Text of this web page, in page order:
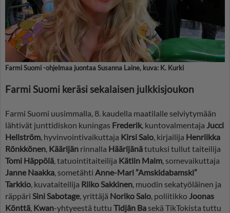
Farmi Suomi -ohjelmaa juontaa Susanna Laine, kuva: K. Kurki
Farmi Suomi keräsi sekalaisen julkkisjoukon
Farmi Suomi uusimmalla, 8. kaudella maatilalle selviytymään
lähtivät junttidiskon kuningas Frederik, kuntovalmentaja Jucci
Hellström, hyvinvointivaikuttaja Kirsi Salo, kirjailija Henriikka
Rönkkönen, Käärijän rinnalla Häärijänätutuksi tullut taiteilija
Tomi Häppölä, tatuointitaiteilija Kätlin Malm, somevaikuttaja
Janne Naakka, sometähti Anne-Mari ”Amskidabamski”
Tarkkio, kuvataiteilija Riiko Sakkinen, muodin sekatyöläinen ja
räppäri Sini Sabotage, yrittäjä Noriko Salo, poliitikko Joonas
Könttä, Kwan-yhtyeestä tuttu Tidjân Ba sekä TikTokista tuttu